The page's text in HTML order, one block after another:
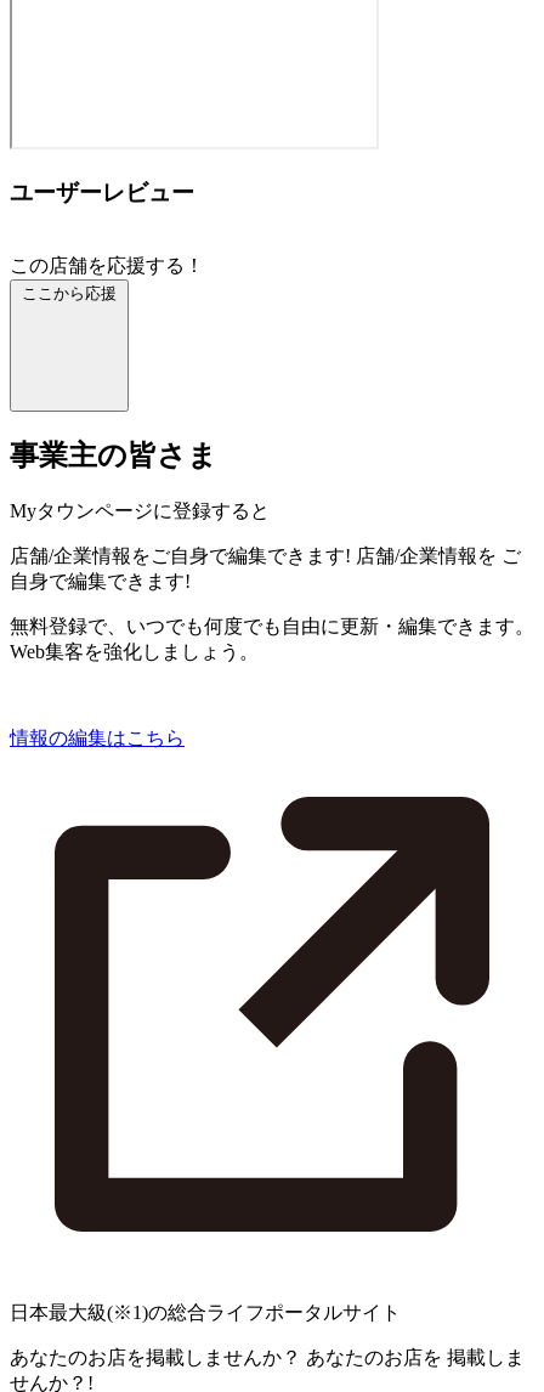
ユーザーレビュー
この店舗を応援する！
ここから応援
事業主の皆さま
Myタウンページに登録すると
店舗/企業情報をご自身で編集できます! 店舗/企業情報を ご
自身で編集できます!
無料登録で、いつでも何度でも自由に更新・編集できます。
Web集客を強化しましょう。
情報の編集はこちら
日本最大級(※1)の総合ライフポータルサイト
あなたのお店を掲載しませんか？ あなたのお店を 掲載しま
せんか？!